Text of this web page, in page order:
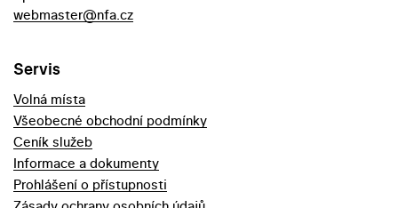
webmaster@nfa.cz
Servis
Volná místa
Všeobecné obchodní podmínky
Ceník služeb
Informace a dokumenty
Prohlášení o přístupnosti